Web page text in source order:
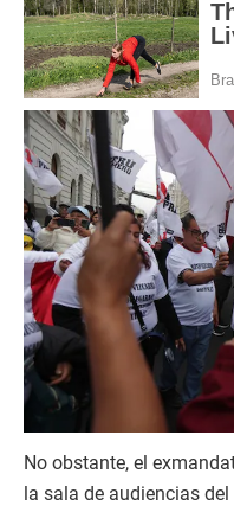
No obstante, el
la sala de audiencias